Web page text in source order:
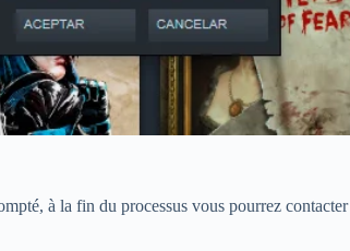
à la fin du processus vous pourrez contacter